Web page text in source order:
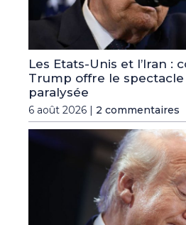
Les Etats-Unis et l’Iran :
Trump offre le spectacle
paralysée
6 août 2026 | 2 commentaires